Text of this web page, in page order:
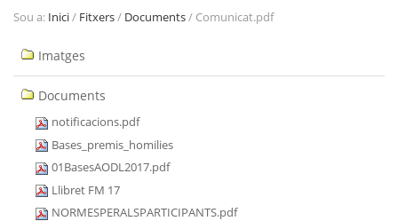
TRANSPARÈNCIA
Sou a: Inici/ Fitxers/ Documents/ Comunicat.pdf
Navegació
Imatges
Documents
notificacions.pdf
Bases_premis_homilies
01BasesAODL2017.pdf
Llibret FM 17
NORMESPERALSPARTICIPANTS.pdf